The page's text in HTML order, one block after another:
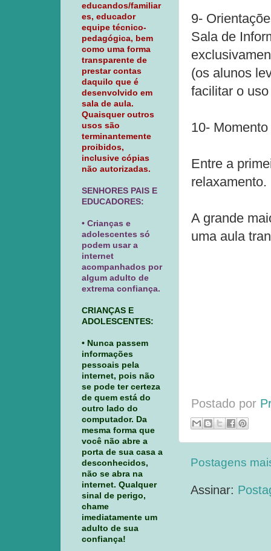
9-
Sala de
(os alunos
facilitar o
10-
Entre a
relaxamento.
A grande
uma aula
Postado por
Postagens
Assinar:
educandos/familiar
es, educador
equipe técnico-
pedagógica, bem
como uma forma
transparente de
prestar contas
daquilo que é
desenvolvido em
sala de aula.
Quaisquer outros
usos são
terminantemente
proibidos,
inclusive cópias
não autorizadas.
SENHORES PAIS E
EDUCADORES:
• Crianças e
adolescentes só
podem usar a
internet
acompanhados por
algum adulto de
extrema confiança.
CRIANÇAS E
ADOLESCENTES:
• Nunca passem
informações
pessoais pela
internet, pois não
se pode ter certeza
de quem está do
outro lado do
computador. Da
mesma forma que
você não abre a
porta de sua casa a
desconhecidos,
não se abra na
internet. Qualquer
sinal de perigo,
chame
imediatamente um
adulto de sua
confiança!